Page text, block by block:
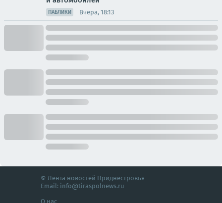
ПАБЛИКИ Вчера, 18:13
© Лента новостей Приднестровья
Email: info@tiraspolnews.ru
О нас